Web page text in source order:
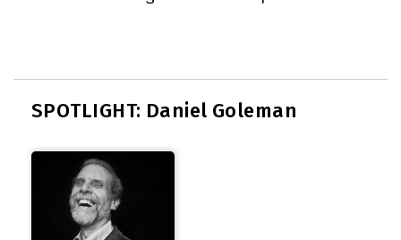
SPOTLIGHT: Daniel Goleman